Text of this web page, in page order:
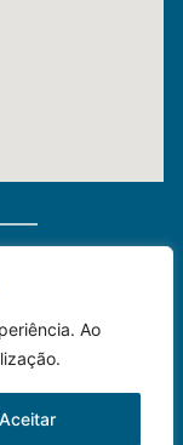
Ao
Aceitar
Os Direitos